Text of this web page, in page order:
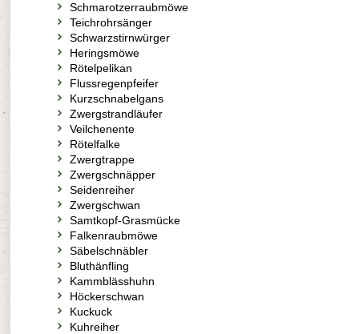
Schmarotzerraubmöwe
Teichrohrsänger
Schwarzstirnwürger
Heringsmöwe
Rötelpelikan
Flussregenpfeifer
Kurzschnabelgans
Zwergstrandläufer
Veilchenente
Rötelfalke
Zwergtrappe
Zwergschnäpper
Seidenreiher
Zwergschwan
Samtkopf-Grasmücke
Falkenraubmöwe
Säbelschnäbler
Bluthänfling
Kammblässhuhn
Höckerschwan
Kuckuck
Kuhreiher